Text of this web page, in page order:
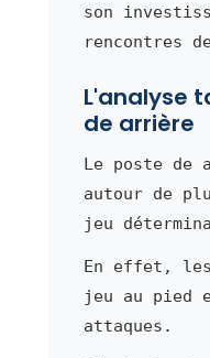
son
rencontres
L'analyse
de arrière
Le poste
autour de
jeu
En effet, les
jeu au pied
attaques.